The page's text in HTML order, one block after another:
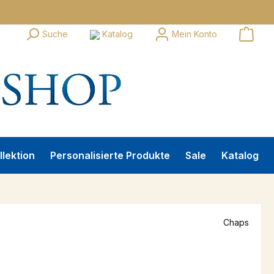
Suche Katalog Mein Konto
Personalisierte Produkte Sale Katalog
Chaps